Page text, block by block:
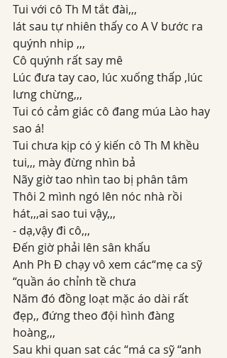
Tui với cô Th M tắt đài,,,
lát sau tự nhiên thấy co A V bước ra
quýnh nhip ,,,
Cô quýnh rất say mê
Lúc đưa tay cao, lúc xuống thấp ,lúc
lưng chừng,,,
Tui có cảm giác cô đang múa Lào hay
sao á!
Tui chưa kịp có ý kiến cô Th M khều
tui,,, mày đừng nhìn bả
Nãy giờ tao nhìn tao bị phân tâm
Thôi 2 mình ngó lên nóc nhà rồi
hát,,,ai sao tui vậy,,,
- dạ,vậy đi cô,,,
Đến giờ phải lên sân khấu
Anh Ph Đ chạy vô xem các“mẹ ca sỹ
“quần áo chỉnh tề chưa
Năm đó đồng loạt mặc áo dài rất
đẹp,, đứng theo đội hình đàng
hoàng,,,
Sau khi quan sat các “má ca sỹ “anh